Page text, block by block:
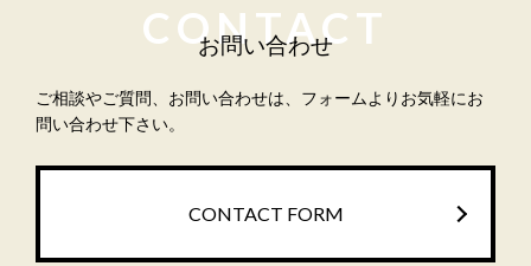
CONTACT
お問い合わせ
ご相談やご質問、お問い合わせは、フォームよりお気軽にお
問い合わせ下さい。
CONTACT FORM